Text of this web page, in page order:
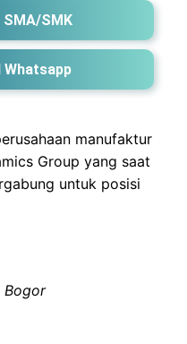
SMK
Whatsapp
manufaktur
Group yang saat
untuk posisi
Bogor